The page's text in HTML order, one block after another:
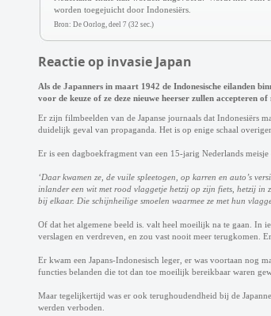
worden toegejuicht door Indonesiërs.
Bron: De Oorlog, deel 7 (32 sec.)
Reactie op invasie Japan
Als de Japanners in maart 1942 de Indonesische eilanden
voor de keuze of ze deze nieuwe heerser zullen
Er zijn filmbeelden van de Japanse journaals dat Indonesiërs
duidelijk geval van propaganda. Het is op enige schaal
Er is een dagboekfragment van een 15-jarig Nederlands
‘Daar kwamen ze, de vuile spleetogen, op karren en auto’s
inlander een wit met rood vlaggetje hetzij op zijn fiets, hetzij
bij elkaar. Die schijnheilige smoelen waarmee ze met hun
Of dat het algemene beeld is. valt heel moeilijk na te gaan. In
verslagen en verdreven, en zou vast nooit meer terugkomen.
Er kwam een Japans-Indonesisch leger, er was voortaan nog
functies belanden die tot dan toe moeilijk bereikbaar waren
Maar tegelijkertijd was er ook terughoudendheid bij de
werden verboden.